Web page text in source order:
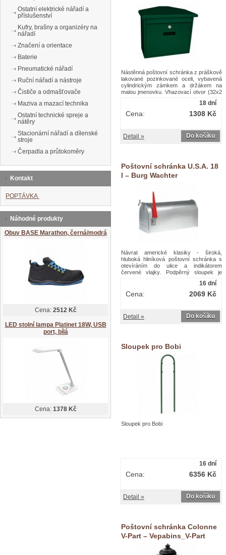
Nástěnná poštovní schránka z práškově
lakované pozinkované oceli, vybavená
cylindrickým zámkem a držákem na
malou jmenovku. Vhazovací otvor (32x2
cm) je umístěn za klapkou. S prostorem
pro noviny v zadní části.Nástěnná
poštovní schránka Zamoran
18 dní
1308 Kč
Cena:
Do košíku
Detail »
Poštovní schránka U.S.A. 18
l – Burg Wachter
Návrat americké klasiky - široká,
hluboká hliníková poštovní schránka s
otevíráním do ulice a indikátorem
červené vlajky. Podpěrný sloupek je
třeba objednat zvlášť.Poštovní schránka
16 dní
2069 Kč
Cena:
Do košíku
Detail »
Sloupek pro Bobi
Sloupek pro Bobi
16 dní
6356 Kč
Cena:
Do košíku
Detail »
Poštovní schránka Colonne
V-Part – Vepabins_V-Part
Ostatní elektrické nářadí a
příslušenství
Kufry, brašny a organizéry na
nářadí
Značení a orientace
Baterie
Pneumatické nářadí
Ruční nářadí a nástroje
Čističe a odmašťovače
Maziva a mazací technika
Ostatní technické spreje a
nátěry
Stacionární nářadí a dílenské
stroje
Čerpadla a průtokoměry
Kontakt
POPTÁVKA
Náhodné produkty
Obuv BASE Marathon, černá/modrá
Cena: 2512 Kč
LED stolní lampa Platinet 18W, USB
port, bílá
Cena: 1378 Kč